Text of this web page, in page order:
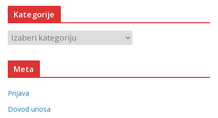
h
v
Kategorije
a
t
o
r
Meta
Prijava
Dovod unosa